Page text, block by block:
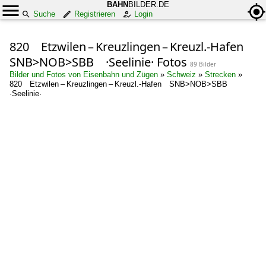
BAHN BILDER.DE
Suche
Registrieren Login
820 Etzwilen – Kreuzlingen – Kreuzl.-Hafen
SNB>NOB>SBB ·Seelinie· Fotos 89 Bilder
Bilder und Fotos von Eisenbahn und Zügen » Schweiz » Strecken »
820 Etzwilen – Kreuzlingen – Kreuzl.-Hafen SNB>NOB>SBB
·Seelinie·